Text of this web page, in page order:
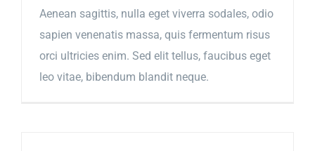
Aenean sagittis, nulla eget viverra sodales, odio
sapien venenatis massa, quis fermentum risus
orci ultricies enim. Sed elit tellus, faucibus eget
leo vitae, bibendum blandit neque.